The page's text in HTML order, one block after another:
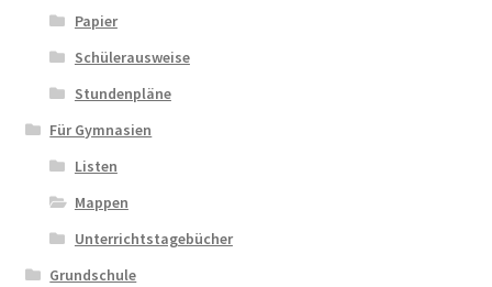
Papier
Schülerausweise
Stundenpläne
Für Gymnasien
Listen
Mappen
Unterrichtstagebücher
Grundschule